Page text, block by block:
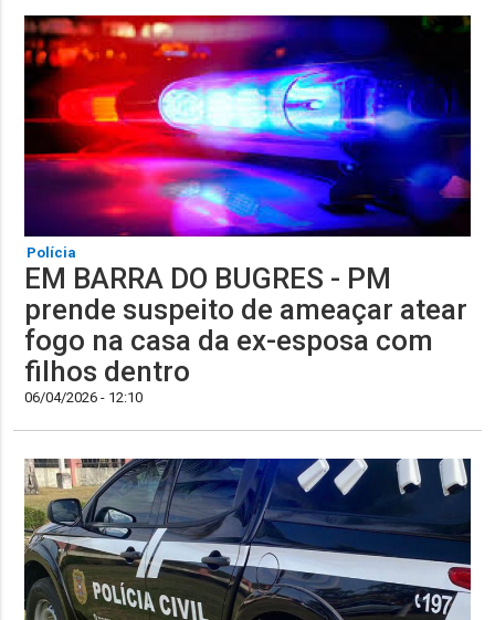
Polícia
EM BARRA DO BUGRES - PM
prende suspeito de ameaçar atear
fogo na casa da ex-esposa com
filhos dentro
06/04/2026 - 12:10